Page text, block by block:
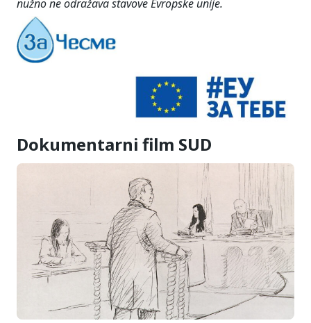
nužno ne odražava stavove Evropske unije.
Dokumentarni film SUD